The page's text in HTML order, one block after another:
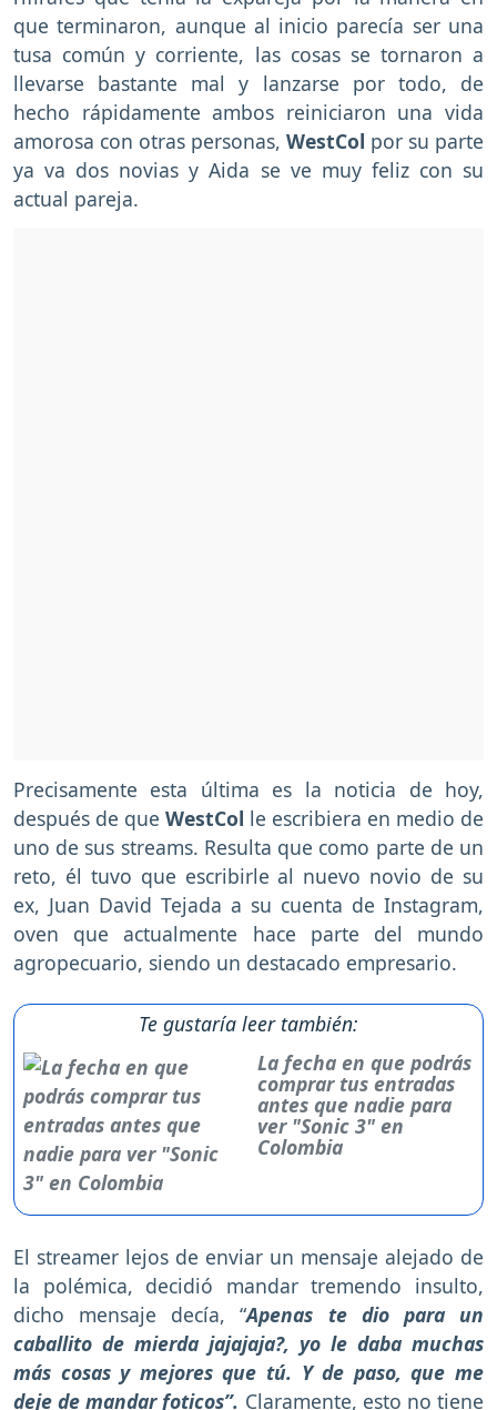
que terminaron, aunque al inicio parecía ser una
tusa común y corriente, las cosas se tornaron a
llevarse bastante mal y lanzarse por todo, de
hecho rápidamente ambos reiniciaron una vida
amorosa con otras personas, WestCol por su parte
ya va dos novias y Aida se ve muy feliz con su
actual pareja.
Precisamente esta última es la noticia de hoy,
después de que WestCol le escribiera en medio de
uno de sus streams. Resulta que como parte de un
reto, él tuvo que escribirle al nuevo novio de su
ex, Juan David Tejada a su cuenta de Instagram,
oven que actualmente hace parte del mundo
agropecuario, siendo un destacado empresario.
Te gustaría leer también:
La fecha en que podrás
comprar tus entradas
antes que nadie para
ver "Sonic 3" en
Colombia
El streamer lejos de enviar un mensaje alejado de
la polémica, decidió mandar tremendo insulto,
dicho mensaje decía, “Apenas te dio para un
caballito de mierda jajajaja?, yo le daba muchas
más cosas y mejores que tú. Y de paso, que me
deje de mandar foticos”. Claramente, esto no tiene